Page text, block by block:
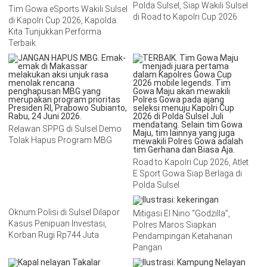
Tim Gowa eSports Wakili Sulsel
di Kapolri Cup 2026, Kapolda:
Kita Tunjukkan Performa
Terbaik
Polda Sulsel, Siap Wakili Sulsel
di Road to Kapolri Cup 2026
Relawan SPPG di Sulsel Demo
Tolak Hapus Program MBG
Road to Kapolri Cup 2026, Atlet
E Sport Gowa Siap Berlaga di
Polda Sulsel
Oknum Polisi di Sulsel Dilapor
Kasus Penipuan Investasi,
Korban Rugi Rp744 Juta
Mitigasi El Nino “Godzilla”,
Polres Maros Siapkan
Pendampingan Ketahanan
Pangan